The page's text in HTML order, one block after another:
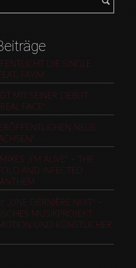
DIE SINGLE
FAYIM
MIT SEINER DEBUT-
FACE“
NEUE
„I’M ALIVE“ – THE
AND INFECTED
„UNE DERNIÈRE NUIT“ –
MUSIKPROJEKT
UND KÜNSTLICHER